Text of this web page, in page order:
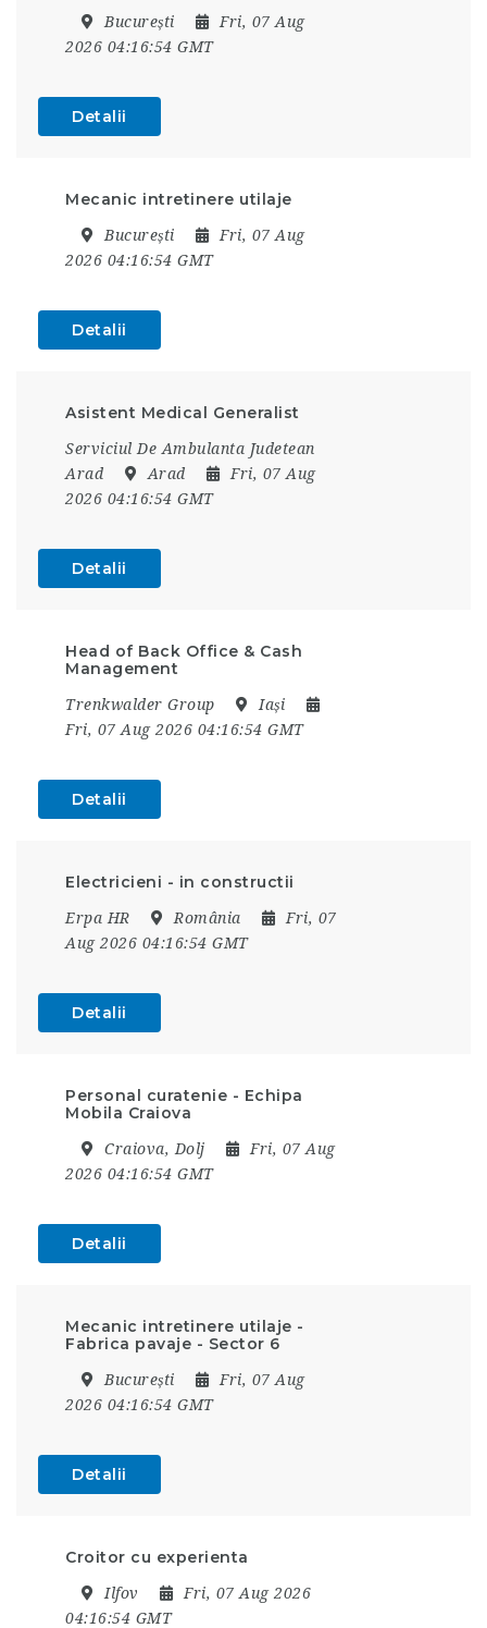
București
Fri, 07 Aug
2026 04:16:54 GMT
Detalii
Mecanic intretinere utilaje
București
Fri, 07 Aug
2026 04:16:54 GMT
Detalii
Asistent Medical Generalist
Serviciul De Ambulanta Judetean
Arad
Arad
Fri, 07 Aug
2026 04:16:54 GMT
Detalii
Head of Back Office & Cash
Management
Trenkwalder Group
Iași
Fri, 07 Aug 2026 04:16:54 GMT
Detalii
Electricieni - in constructii
Erpa HR România
Fri, 07
Aug 2026 04:16:54 GMT
Detalii
Personal curatenie - Echipa
Mobila Craiova
Craiova, Dolj
Fri, 07 Aug
2026 04:16:54 GMT
Detalii
Mecanic intretinere utilaje -
Fabrica pavaje - Sector 6
București
Fri, 07 Aug
2026 04:16:54 GMT
Detalii
Croitor cu experienta
Ilfov
Fri, 07 Aug 2026
04:16:54 GMT